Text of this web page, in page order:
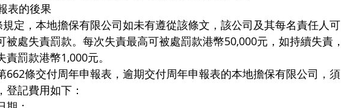
表的後果
規定，本地擔保有限公司如未有遵從該條文，該公司及其每名責任人可
被處失責罰款。每次失責最高可被處罰款港幣50,000元，如持續失責，
罰款港幣1,000元。
662條交付周年申報表，逾期交付周年申報表的本地擔保有限公司，須
記費用如下：